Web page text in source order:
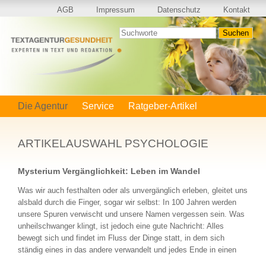
AGB Impressum Datenschutz Kontakt
Navigation
überspringen
Die Agentur Service Ratgeber-Artikel
Suchen
ARTIKELAUSWAHL PSYCHOLOGIE
Mysterium Vergänglichkeit: Leben im Wandel
Was wir auch festhalten oder als unvergänglich erleben, gleitet uns
alsbald durch die Finger, sogar wir selbst: In 100 Jahren werden
unsere Spuren verwischt und unsere Namen vergessen sein. Was
unheilschwanger klingt, ist jedoch eine gute Nachricht: Alles
bewegt sich und findet im Fluss der Dinge statt, in dem sich
ständig eines in das andere verwandelt und jedes Ende in einen